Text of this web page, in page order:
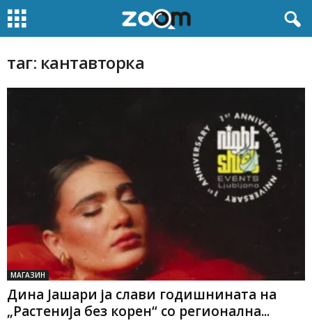
таг: кантавторка
МАГАЗИН
Дина Јашари ја слави годишнината на
„Растенија без корен“ со регионална...